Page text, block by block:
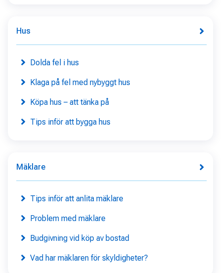
Hus
Dolda fel i hus
Klaga på fel med nybyggt hus
Köpa hus – att tänka på
Tips inför att bygga hus
Mäklare
Tips inför att anlita mäklare
Problem med mäklare
Budgivning vid köp av bostad
Vad har mäklaren för skyldigheter?